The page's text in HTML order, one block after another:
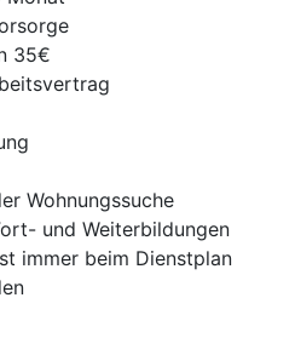
35€
Wohnungssuche
und Weiterbildungen
immer beim Dienstplan